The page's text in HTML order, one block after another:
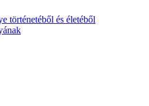
történetéből és életéből